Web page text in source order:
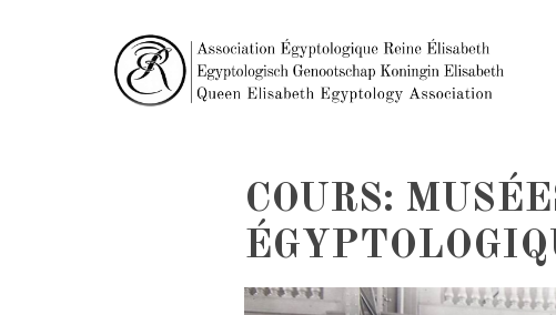
COURS: